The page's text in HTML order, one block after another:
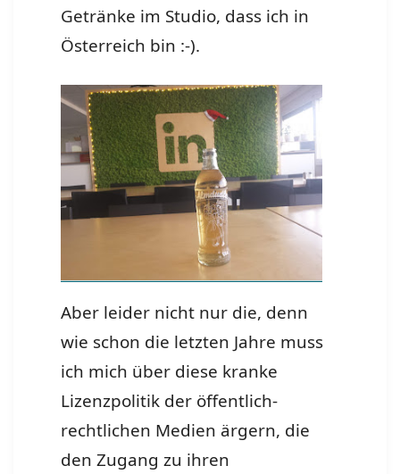
Getränke im Studio, dass ich in
Österreich bin :-).
Aber leider nicht nur die, denn
wie schon die letzten Jahre muss
ich mich über diese kranke
Lizenzpolitik der öffentlich-
rechtlichen Medien ärgern, die
den Zugang zu ihren